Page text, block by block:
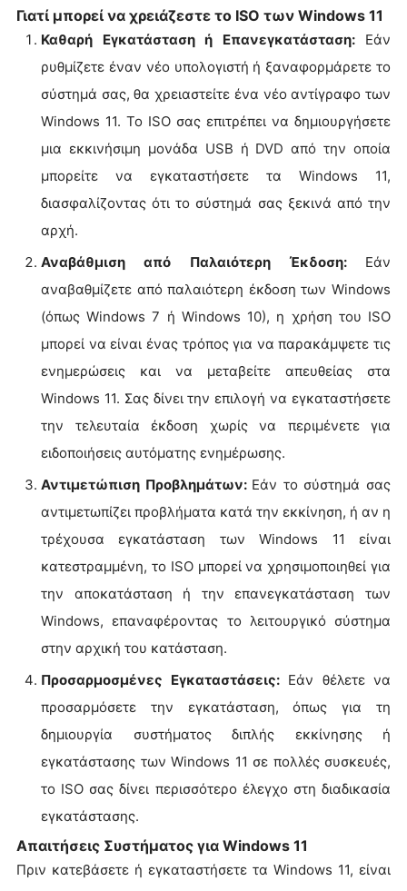
Γιατί μπορεί να χρειάζεστε το ISO των Windows 11
Καθαρή Εγκατάσταση ή Επανεγκατάσταση:Εάν
ρυθμίζετε έναν νέο υπολογιστή ή ξαναφορμάρετε το
σύστημά σας, θα χρειαστείτε ένα νέο αντίγραφο των
Windows 11. Το ISO σας επιτρέπει να δημιουργήσετε
μια εκκινήσιμη μονάδα USB ή DVD από την οποία
μπορείτε να εγκαταστήσετε τα Windows 11,
διασφαλίζοντας ότι το σύστημά σας ξεκινά από την
αρχή.
Αναβάθμιση από Παλαιότερη Έκδοση: Εάν
αναβαθμίζετε από παλαιότερη έκδοση των Windows
(όπως Windows 7 ή Windows 10), η χρήση του ISO
μπορεί να είναι ένας τρόπος για να παρακάμψετε τις
ενημερώσεις και να μεταβείτε απευθείας στα
Windows 11. Σας δίνει την επιλογή να εγκαταστήσετε
την τελευταία έκδοση χωρίς να περιμένετε για
ειδοποιήσεις αυτόματης ενημέρωσης.
Αντιμετώπιση Προβλημάτων: Εάν το σύστημά σας
αντιμετωπίζει προβλήματα κατά την εκκίνηση, ή αν η
τρέχουσα εγκατάσταση των Windows 11 είναι
κατεστραμμένη, το ISO μπορεί να χρησιμοποιηθεί για
την αποκατάσταση ή την επανεγκατάσταση των
Windows, επαναφέροντας το λειτουργικό σύστημα
στην αρχική του κατάσταση.
Προσαρμοσμένες Εγκαταστάσεις:Εάν θέλετε να
προσαρμόσετε την εγκατάσταση, όπως για τη
δημιουργία συστήματος διπλής εκκίνησης ή
εγκατάστασης των Windows 11 σε πολλές συσκευές,
το ISO σας δίνει περισσότερο έλεγχο στη διαδικασία
εγκατάστασης.
Απαιτήσεις Συστήματος για Windows 11
Πριν κατεβάσετε ή εγκαταστήσετε τα Windows 11, είναι